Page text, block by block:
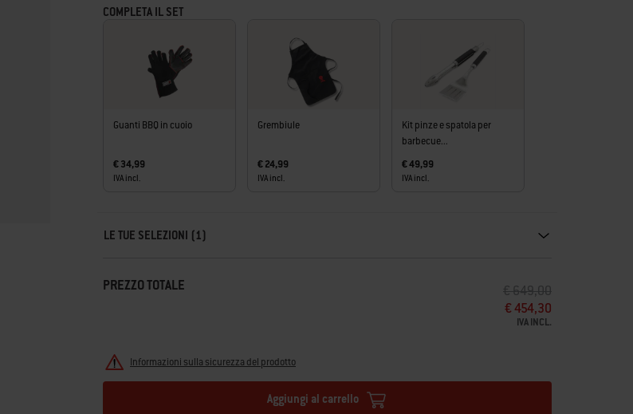
COMPLETA IL SET
Guanti BBQ in cuoio
€ 34,99
IVA incl.
Grembiule
€ 24,99
IVA incl.
Kit pinze e spatola per
barbecue...
€ 49,99
IVA incl.
LE TUE SELEZIONI (1)
PREZZO TOTALE PREZZO RIDOTTO DA
€ 649,00A
€ 454,30
IVA INCL.
Informazioni sulla sicurezza del prodotto
Aggiungi al carrello